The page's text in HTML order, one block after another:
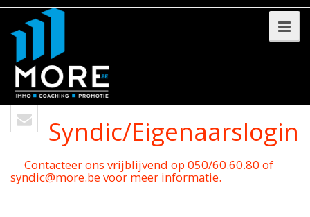
Syndic/Eigenaarslogin
Contacteer ons vrijblijvend op 050/60.60.80 of
syndic@more.be voor meer informatie.